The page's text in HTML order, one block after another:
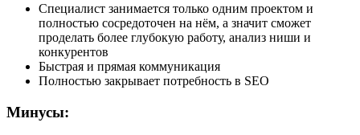
Специалист занимается только одним проектом и
полностью сосредоточен на нём, а значит сможет
проделать более глубокую работу, анализ ниши и
конкурентов
Быстрая и прямая коммуникация
Полностью закрывает потребность в SEO
Минусы: